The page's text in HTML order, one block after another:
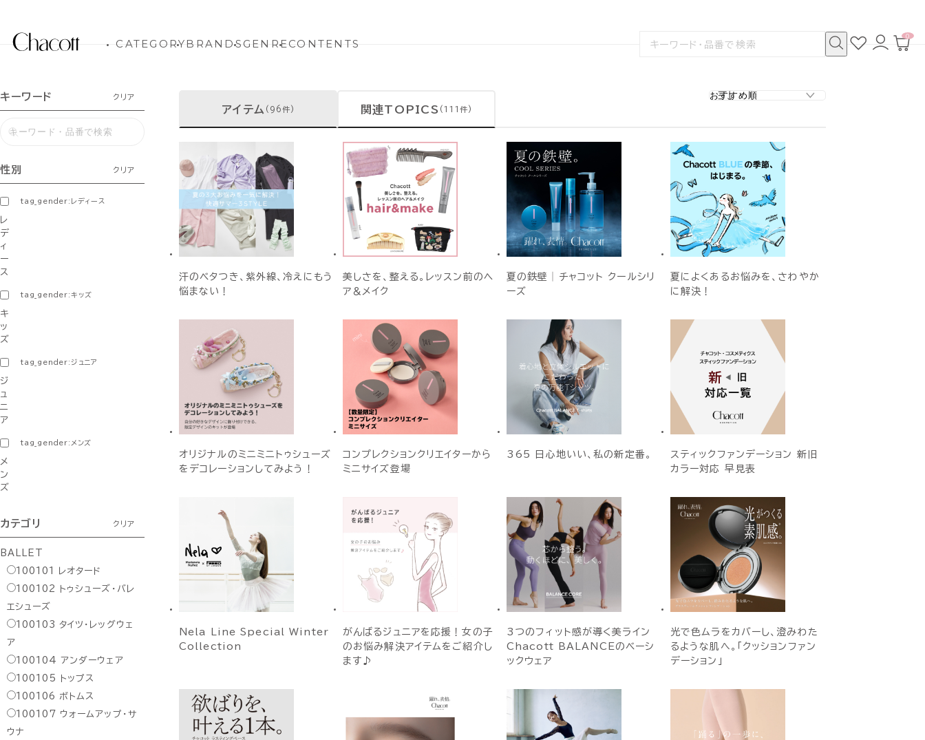
CATEGORYBRANDSGENRECONTENTS
検
お
気
ロ
グ
カ
0
キーワード クリア
性別 クリア
tag_gender:レディース
レ
デ
ィ
ー
ス
tag_gender:キッズ
キ
ッ
ズ
tag_gender:ジュニア
ジ
ュ
ニ
ア
tag_gender:メンズ
メ
ン
ズ
カテゴリ クリア
BALLET
100101
レオタード
100102
トゥシューズ・バレ
エシューズ
100103 タイツ・レッグウェ
ア
100104 アンダーウェア
100105
トップス
100106
ボトムス
100107
ウォームアップ・サ
ウナ
アイテム (96件) 関連TOPICS (111件)
汗のベタつき、紫外線、冷えにもう
悩まない！
美しさを、整える。レッスン前のヘ
ア＆メイク
夏の鉄壁│チャコット クールシリ
ーズ
夏によくあるお悩みを、さわやか
に解決！
オリジナルのミニミニトゥシューズ
をデコレーションしてみよう！
コンプレクションクリエイターから
ミニサイズ登場
365 日心地いい、私の新定番。
スティックファンデーション 新旧
カラー対応 早見表
Nela Line Special Winter
Collection
がんばるジュニアを応援！女の子
のお悩み解決アイテムをご紹介し
ます♪
3つのフィット感が導く美ライン
Chacott BALANCEのベーシ
ックウェア
光で色ムラをカバーし、澄みわた
るような肌へ。「クッションファン
デーション」